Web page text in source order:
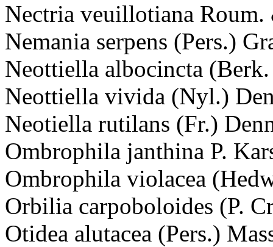
Nectria veuillotiana Roum.
Nemania serpens (Pers.)
Neottiella albocincta
Neottiella vivida (Nyl.)
Neotiella rutilans (Fr.)
Ombrophila janthina P.
Ombrophila violacea
Orbilia carpoboloides (P.
Otidea alutacea (Pers.)